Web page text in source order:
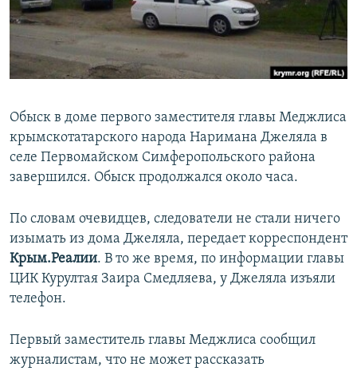
ПОБЕДИТЕЛЕЙ НЕ СУДЯТ?
КРЫМ.НЕПОКОРЕННЫЙ
ELIFBE
ПРИСОЕДИНЯЙТЕСЬ!
Все сайты RFE/RL
Обыск в доме первого заместителя главы Меджлиса
крымскотатарского народа Наримана Джеляла в
селе Первомайском Симферопольского района
завершился. Обыск продолжался около часа.
По словам очевидцев, следователи не стали ничего
изымать из дома Джеляла, передает корреспондент
Крым.Реалии. В то же время, по информации главы
ЦИК Курултая Заира Смедляева, у Джеляла изъяли
телефон.
Первый заместитель главы Меджлиса сообщил
журналистам, что не может рассказать